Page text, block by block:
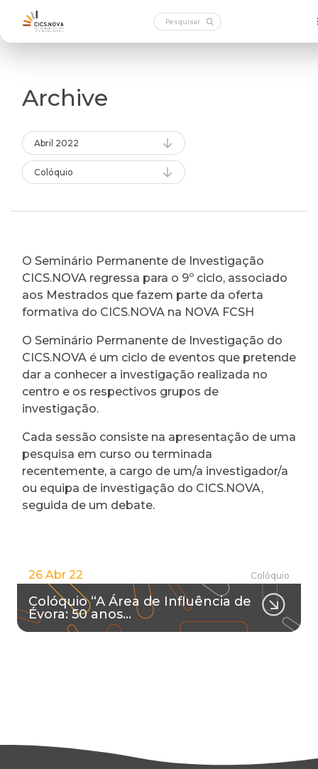
Archive
Abril 2022
Colóquio
O Seminário Permanente de Investigação
CICS.NOVA regressa para o 9º ciclo, associado
aos Mestrados que fazem parte da oferta
formativa do CICS.NOVA na NOVA FCSH
O Seminário Permanente de Investigação do
CICS.NOVA é um ciclo de eventos que pretende
dar a conhecer a investigação realizada no
centro e os respectivos grupos de
investigação.
Cada sessão consiste na apresentação de uma
pesquisa em curso ou terminada
recentemente, a cargo de um/a investigador/a
ou equipa de investigação do CICS.NOVA,
seguida de um debate.
26 Abr 22 Colóquio
Colóquio “A Área de Influência de
Évora: 50 anos…